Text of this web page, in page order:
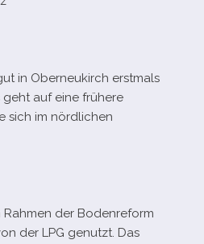
in Oberneukirch erst­mals
auf eine frü­here
sich im nörd­li­chen
der Bodenreform
der LPG genutzt. Das